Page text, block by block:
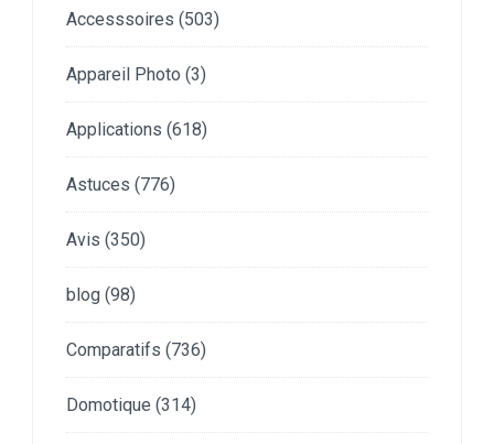
Accesssoires (503)
Appareil Photo (3)
Applications (618)
Astuces (776)
Avis (350)
blog (98)
Comparatifs (736)
Domotique (314)